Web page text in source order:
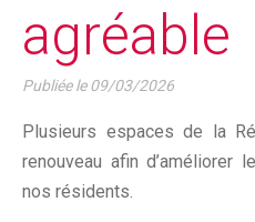
agréable
Publiée le09/03/2026
Plusieurs espaces de la
renouveau afin
nos résidents.